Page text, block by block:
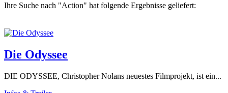
Ihre Suche nach "Action" hat folgende Ergebnisse geliefert:
Die Odyssee
DIE ODYSSEE, Christopher Nolans neuestes Filmprojekt, ist ein...